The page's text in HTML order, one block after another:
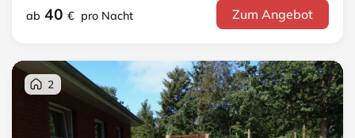
ab 40 € pro Nacht Zum Angebot
2